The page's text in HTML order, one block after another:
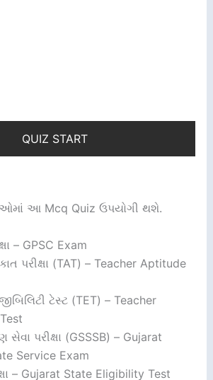
QUIZ START
આ Mcq Quiz ઉપયોગી થશે.
– GPSC Exam
પરીક્ષા (TAT) – Teacher Aptitude
ટેસ્ટ (TET) – Teacher
સેવા પરીક્ષા (GSSSB) – Gujarat
Service Exam
– Gujarat State Eligibility Test